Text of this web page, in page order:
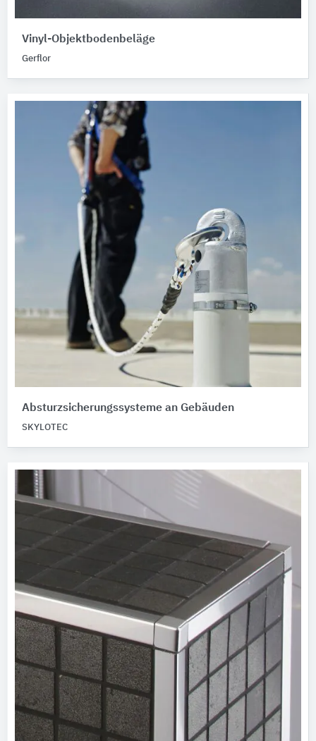
Vinyl-Objektbodenbeläge
Gerflor
Absturzsicherungssysteme an Gebäuden
SKYLOTEC